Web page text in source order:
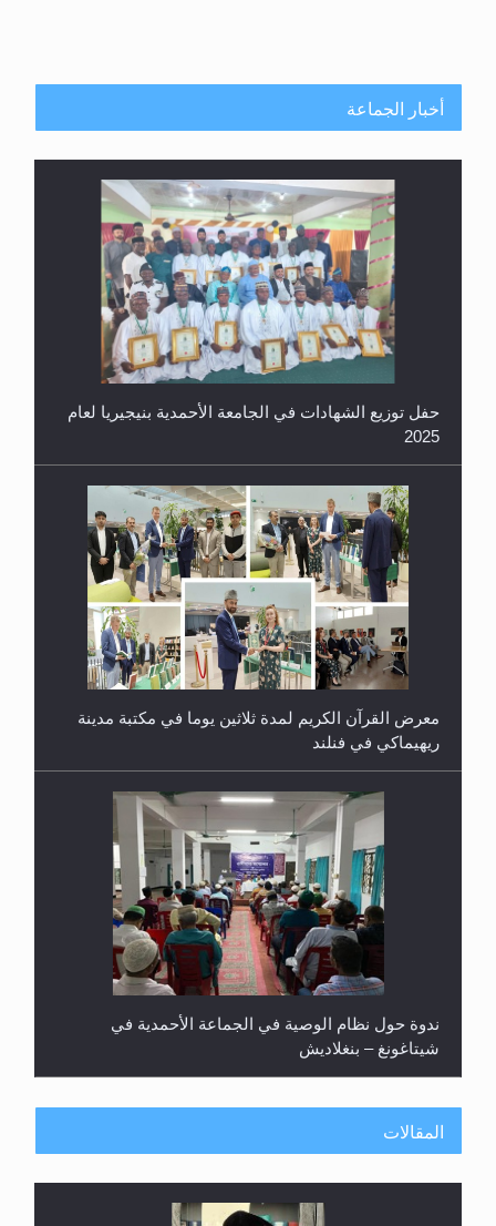
أخبار الجماعة
حفل توزيع الشهادات في الجامعة الأحمدية بنيجيريا لعام
2025
معرض القرآن الكريم لمدة ثلاثين يوما في مكتبة مدينة
ريهيماكي في فنلند
ندوة حول نظام الوصية في الجماعة الأحمدية في
شيتاغونغ – بنغلاديش
المقالات